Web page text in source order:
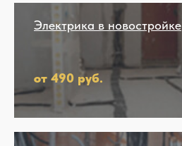
Электрика в новостройке
от 490 руб.